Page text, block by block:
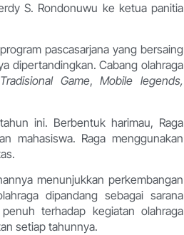
S. Rondonuwu ke ketua panitia
pascasarjana yang bersaing
dipertandingkan. Cabang olahraga
Tradisional Game,Mobile legends,
ini. Berbentuk harimau, Raga
mahasiswa. Raga menggunakan
menunjukkan perkembangan
dipandang sebagai sarana
terhadap kegiatan olahraga
setiap tahunnya.